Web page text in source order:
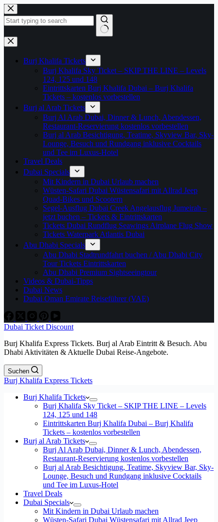
Zum
Inhalt
springen
Keine
Ergebnisse
Burj Khalifa Tickets
Burj Khalifa Sky Ticket – SKIP THE LINE – Levels
124, 125 und 148
Eintrittskarten Burj Khalifa Dubai – Burj Khalifa
Tickets – kostenlos vorbestellen
Burj al Arab Tickets
Burj Al Arab Dubai, Dinner & Lunch, Abendessen,
Restaurant-Reservierung kostenlos vorbestellen
Burj al Arab Besichtigung, Teatime, Skyview Bar, Sky-
Lounge, Besuch und Rundgang inklusive Cocktails
und Tee im Luxus-Hotel
Travel Deals
Dubai Specials
Mit Kindern in Dubai Urlaub machen
Wüsten-Safari Dubai Wüstensafari mit Allrad Jeep
Quad-Bikes und Scootern
Segel-Ausflug Dubai Creek Angelausflug Jumeirah –
jetzt buchen – Tickets & Eintrittskarten
Tickets Dubai Rundflug Seawings Airplane Flug Show
Tickets Waterpark Atlantis Dubai
Abu Dhabi Specials
Abu Dhabi Stadtrundfahrt buchen / Abu Dhabi City
Tour Tickets Eintrittskarten
Abu Dhabi Premium Sightseeingtour
Videos & Dubai-Tipps
Dubai News
Dubai Oman Emirate Reiseführer (VAE)
Dubai Ticket Discount
Burj Khalifa Express Tickets. Burj al Arab Eintritt & Besuch. Abu
Dhabi Aktivitäten & Aktuelle Dubai Reise-Angebote.
Suchen
Burj Khalifa Express Tickets
Burj Khalifa Tickets
Burj Khalifa Sky Ticket – SKIP THE LINE – Levels
124, 125 und 148
Eintrittskarten Burj Khalifa Dubai – Burj Khalifa
Tickets – kostenlos vorbestellen
Burj al Arab Tickets
Burj Al Arab Dubai, Dinner & Lunch, Abendessen,
Restaurant-Reservierung kostenlos vorbestellen
Burj al Arab Besichtigung, Teatime, Skyview Bar, Sky-
Lounge, Besuch und Rundgang inklusive Cocktails
und Tee im Luxus-Hotel
Travel Deals
Dubai Specials
Mit Kindern in Dubai Urlaub machen
Wüsten-Safari Dubai Wüstensafari mit Allrad Jeep